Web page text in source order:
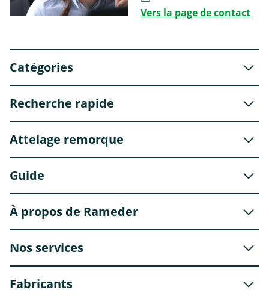
Vers la page de contact
Catégories
Recherche rapide
Attelage remorque
Guide
À propos de Rameder
Nos services
Fabricants